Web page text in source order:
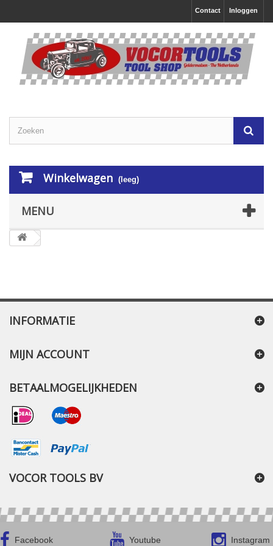
Inloggen
Contact
Winkelwagen (leeg)
MENU
INFORMATIE
MIJN ACCOUNT
BETAALMOGELIJKHEDEN
VOCOR TOOLS BV
Facebook Youtube Instagram